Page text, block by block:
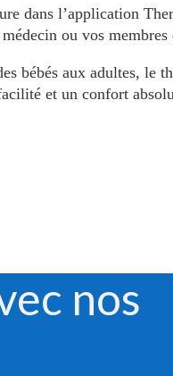
dans l’application
ou vos
bébés aux adultes, le
et un confort
nos